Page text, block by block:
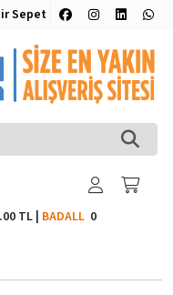
Sepet
TL| BADALL0